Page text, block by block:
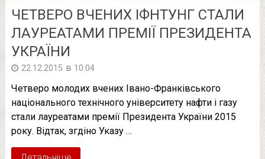
ЧЕТВЕРО ВЧЕНИХ ІФНТУНГ СТАЛИ
ЛАУРЕАТАМИ ПРЕМІЇ ПРЕЗИДЕНТА
УКРАЇНИ
22.12.2015 в 10:04
Четверо молодих вчених Івано-Франківського
національного технічного університету нафти і газу
стали лауреатами премії Президента України 2015
року. Відтак, згдіно Указу …